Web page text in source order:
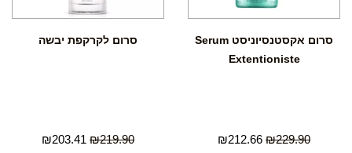
סרום אקסטנסיוניסט Serum
Extentioniste
₪229.90
₪212.66
סרום לקרקפת יבשה
₪219.90
₪203.41